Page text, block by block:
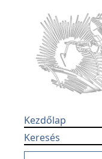
Kezdőlap
Keresés